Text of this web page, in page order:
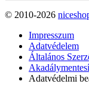
© 2010-2026
Impresszum
Adatvédelem
Általános
Adatvédelmi